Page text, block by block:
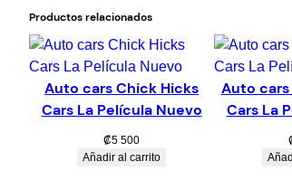
Productos relacionados
Auto cars Chick Hicks
Cars La Película Nuevo
₡5 500
Añadir al carrito
Auto
Cars La